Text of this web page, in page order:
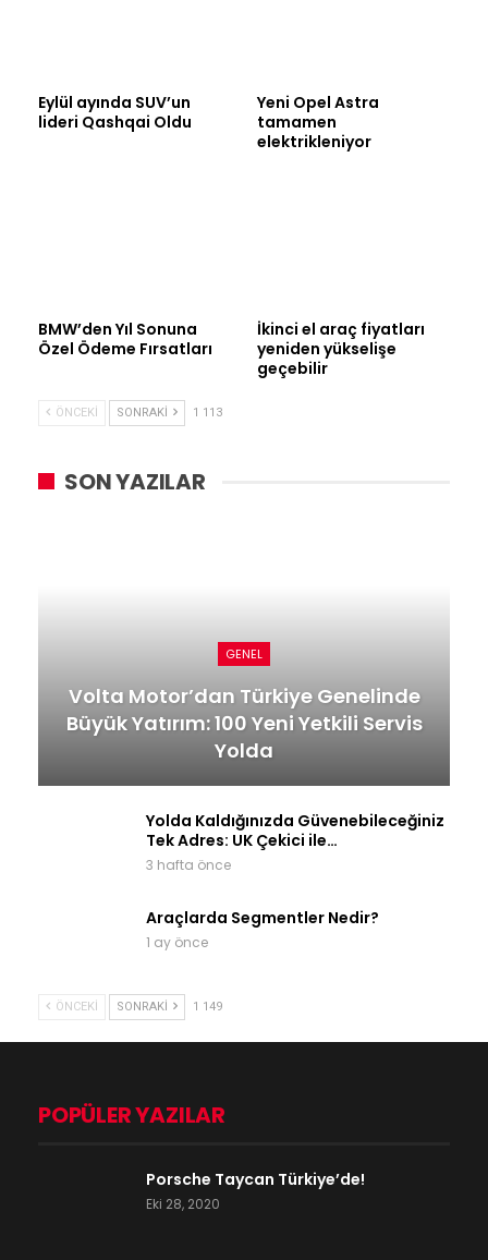
Eylül ayında SUV’un
lideri Qashqai Oldu
Yeni Opel Astra
tamamen
elektrikleniyor
BMW’den Yıl Sonuna
Özel Ödeme Fırsatları
İkinci el araç fiyatları
yeniden yükselişe
geçebilir
ÖNCEKI SONRAKI 1 113
SON YAZILAR
GENEL
Volta Motor’dan Türkiye Genelinde
Büyük Yatırım: 100 Yeni Yetkili Servis
Yolda
Yolda Kaldığınızda Güvenebileceğiniz
Tek Adres: UK Çekici ile…
3 hafta önce
Araçlarda Segmentler Nedir?
1 ay önce
ÖNCEKI SONRAKI 1 149
POPÜLER YAZILAR
Porsche Taycan Türkiye’de!
Eki 28, 2020